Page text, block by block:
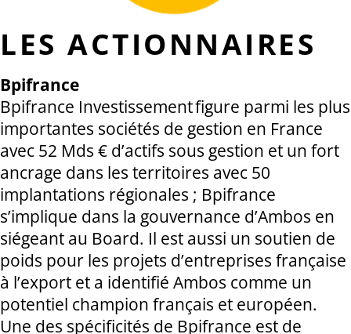
LES ACTIONNAIRES
Bpifrance
Bpifrance Investissement figure parmi les plus
importantes sociétés de gestion en France
avec 52 Mds € d’actifs sous gestion et un fort
ancrage dans les territoires avec 50
implantations régionales ; Bpifrance
s’implique dans la gouvernance d’Ambos en
siégeant au Board. Il est aussi un soutien de
poids pour les projets d’entreprises française
à l’export et a identifié Ambos comme un
potentiel champion français et européen.
Une des spécificités de Bpifrance est de